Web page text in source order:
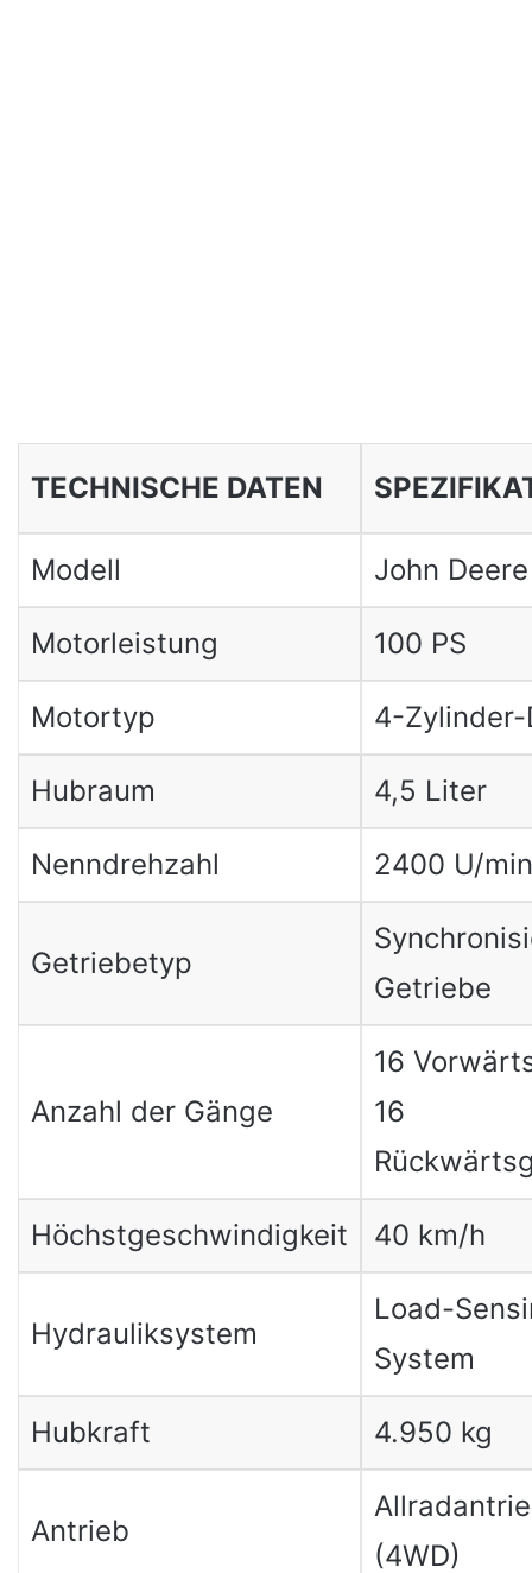
TECHNISCHE DATEN
Modell John
Motorleistung 100 PS
Motortyp 4-Zylinder-
Hubraum 4,5 Liter
Nenndrehzahl 2400 U/min
Getriebetyp
Getriebe
Anzahl der Gänge
16
16
Höchstgeschwindigkeit 40 km/h
Hydrauliksystem
Load-
System
Hubkraft 4.950 kg
Antrieb
(4WD)